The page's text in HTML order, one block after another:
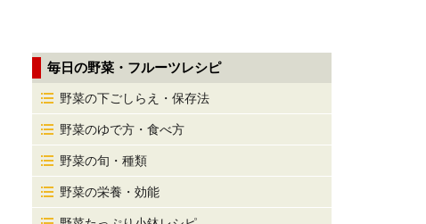
毎日の野菜・フルーツレシピ
野菜の下ごしらえ・保存法
野菜のゆで方・食べ方
野菜の旬・種類
野菜の栄養・効能